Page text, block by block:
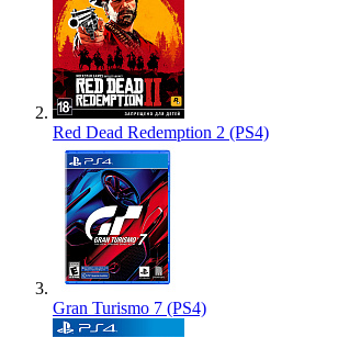
Red Dead Redemption 2 (PS4)
Gran Turismo 7 (PS4)